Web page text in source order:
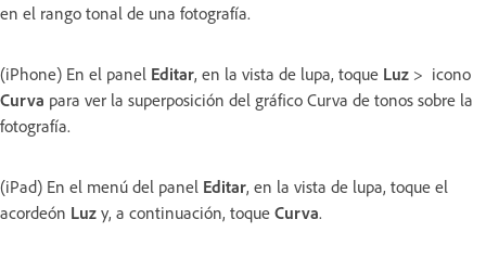
en el rango tonal de una fotografía.
(iPhone) En el panel Editar, en la vista de lupa, toque Luz > icono
Curva para ver la superposición del gráfico Curva de tonos sobre la
fotografía.
(iPad) En el menú del panel Editar, en la vista de lupa, toque el
acordeón Luz y, a continuación, toque Curva.